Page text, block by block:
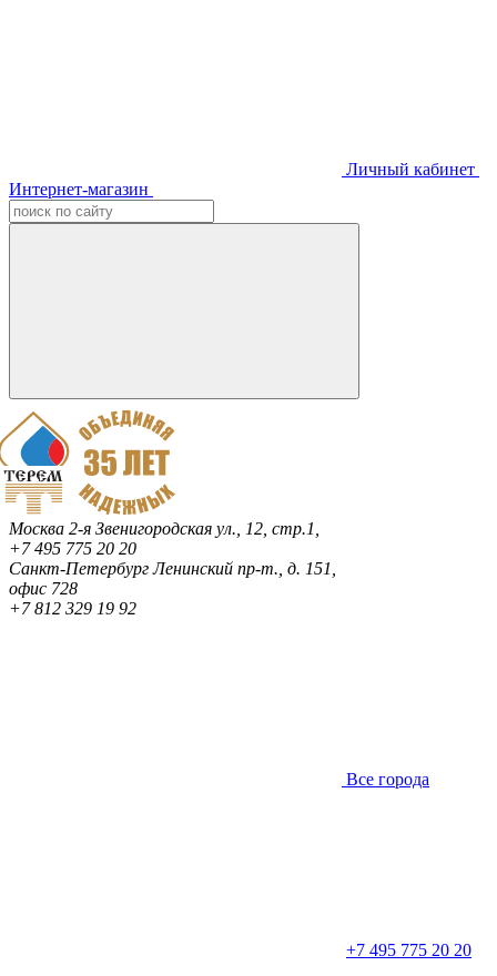
Личный кабинет
Интернет-магазин
Москва 2-я Звенигородская ул., 12, стр.1,
+7 495 775 20 20
Санкт-ПетербургЛенинский пр-т., д. 151,
офис 728
+7 812 329 19 92
Все города
+7 495 775 20 20